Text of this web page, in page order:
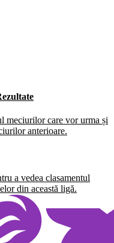
meciurilor care vor urma și
anterioare.
a vedea clasamentul
din această ligă.